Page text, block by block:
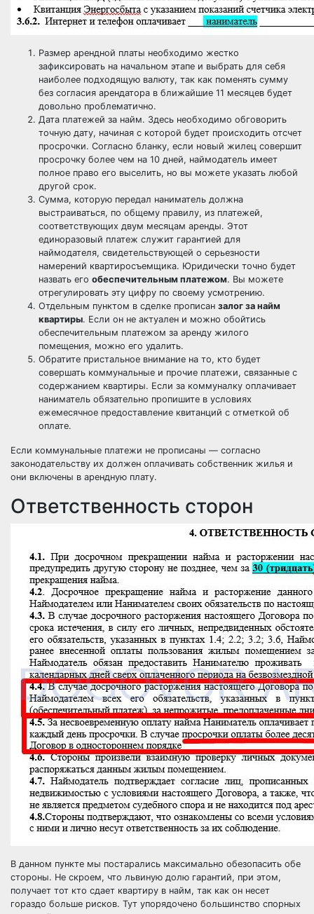
Размер арендной платы необходимо жестко
зафиксировать на начальном этапе и выбрать для себя
наиболее подходящую валюту, так как поменять сумму
без согласия арендатора в ближайшие 11 месяцев будет
довольно проблематично.
Дата платежей за найм. Здесь необходимо обговорить
точную дату, начиная с которой будет происходить отсчет
просрочки. Согласно бланку, если новый жилец совершит
просрочку более чем на 10 дней, наймодатель имеет
полное право его выселить, но вы можете указать любой
другой срок.
Сумма, которую передал наниматель должна
выстраиваться, по общему правилу, из платежей,
соответствующих двум месяцам аренды. Этот
единоразовый платеж служит гарантией для
наймодателя, свидетельствующей о серьезности
намерений квартиросъемщика. Юридически точно будет
назвать его обеспечительным платежом. Вы можете
отрегулировать эту цифру по своему усмотрению.
Отдельным пунктом в сделке прописан залог за найм
квартиры. Если он не актуален и можно обойтись
обеспечительным платежом за аренду жилого
помещения, можно его удалить.
Обратите пристальное внимание на то, кто будет
совершать коммунальные и прочие платежи, связанные с
содержанием квартиры. Если за коммуналку оплачивает
наниматель обязательно пропишите в условиях
ежемесячное предоставление квитанций с отметкой об
оплате.
Если коммунальные платежи не прописаны — согласно
законодательству их должен оплачивать собственник жилья и
они включены в арендную плату.
Ответственность сторон
В данном пункте мы постарались максимально обезопасить обе
стороны. Не скроем, что львиную долю гарантий, при этом,
получает тот кто сдает квартиру в найм, так как он несет
гораздо больше рисков. Тут упорядочено большинство спорных